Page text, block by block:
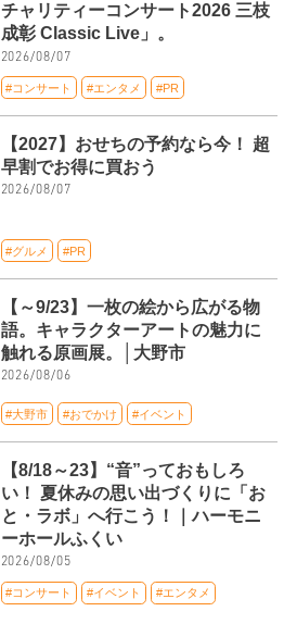
チャリティーコンサート2026 三枝
成彰 Classic Live」。
2026/08/07
#コンサート #エンタメ #PR
【2027】おせちの予約なら今！ 超
早割でお得に買おう
2026/08/07
#グルメ #PR
【～9/23】一枚の絵から広がる物
語。キャラクターアートの魅力に
触れる原画展。│大野市
2026/08/06
#大野市 #おでかけ #イベント
【8/18～23】“音”っておもしろ
い！ 夏休みの思い出づくりに「お
と・ラボ」へ行こう！｜ハーモニ
ーホールふくい
2026/08/05
#コンサート #イベント #エンタメ